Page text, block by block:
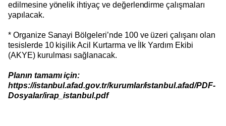
edilmesine yönelik ihtiyaç ve değerlendirme çalışmaları
yapılacak.
* Organize Sanayi Bölgeleri’nde 100 ve üzeri çalışanı olan
tesislerde 10 kişilik Acil Kurtarma ve İlk Yardım Ekibi
(AKYE) kurulması sağlanacak.
Planın tamamı için:
https://istanbul.afad.gov.tr/kurumlar/istanbul.afad/PDF-
Dosyalar/irap_istanbul.pdf